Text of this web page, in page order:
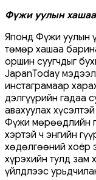
Фүжи уулын хашаа
Японд Фүжи уулын
төмөр хашаа
оршин суугчдыг
JapanToday
инстаграмаар
дэлгүүрийн гадаа
авахуулах
Фүжи мөрөөдлийн
хэртэй ч энгийн
хөдөлгөөний хоёр
хүрэхийн тулд зам
үйлдлээс